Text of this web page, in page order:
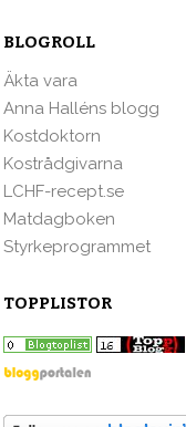
BLOGROLL
Äkta vara
Anna Halléns blogg
Kostdoktorn
Kostrådgivarna
LCHF-recept.se
Matdagboken
Styrkeprogrammet
TOPPLISTOR